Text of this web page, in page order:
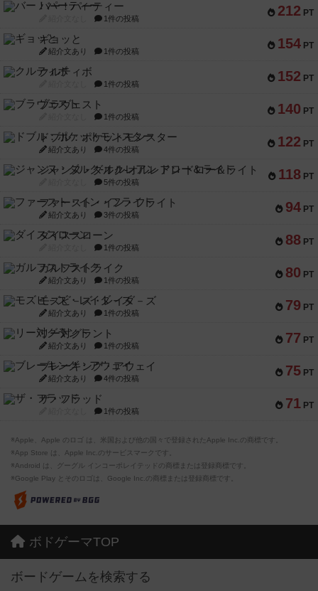
212 PT
バー！パーティー
1件の投稿
154 PT
ギョッと
紹介文あり 1件の投稿
152 PT
クルティボ
1件の投稿
140 PT
ブラヴェスト
1件の投稿
122 PT
ドブル：ポケットモンスター
紹介文あり 4件の投稿
118 PT
ジャンヌ・ダルク-オルレアン ドロー＆ライト
5件の投稿
94 PT
ファースト・イン・フライト
紹介文あり 3件の投稿
88 PT
ダイススローン
1件の投稿
80 PT
ガルフストライク
紹介文あり 1件の投稿
79 PT
モズビ－ズ・レイダ－ズ
紹介文あり 1件の投稿
77 PT
リー対グラント
紹介文あり 1件の投稿
75 PT
ブレーキング・アウェイ
紹介文あり 4件の投稿
71 PT
ザ・フラッド
1件の投稿
※Apple、Apple のロゴ は、米国および他の国々で登録されたApple Inc.の商標です。
※App Store は、Apple Inc.のサービスマークです。
※Android は、グーグル インコーポレイテッドの商標または登録商標です。
※Google Play とそのロゴは、Google Inc.の商標または登録商標です。
ボドゲーマTOP
ボードゲームを検索する